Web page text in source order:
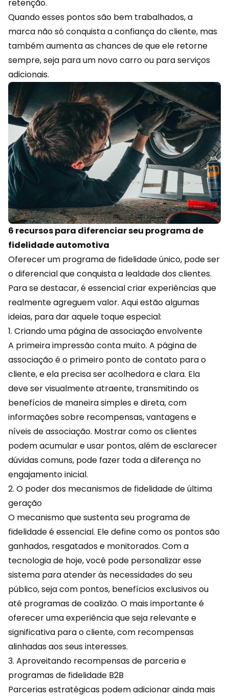
retenção.
Quando esses pontos são bem trabalhados, a
marca não só conquista a confiança do cliente, mas
também aumenta as chances de que ele retorne
sempre, seja para um novo carro ou para serviços
adicionais.
6 recursos para diferenciar seu programa de
fidelidade automotiva
Oferecer um programa de fidelidadeúnico, pode ser
o diferencial que conquista a lealdade dos clientes.
Para se destacar, é essencial criar experiências que
realmente agreguem valor. Aqui estão algumas
ideias, para dar aquele toque especial:
1. Criando uma página de associação envolvente
A primeira impressão conta muito. A página de
associação é o primeiro ponto de contato para o
cliente, e ela precisa ser acolhedora e clara. Ela
deve ser visualmente atraente, transmitindo os
benefícios de maneira simples e direta, com
informações sobre recompensas, vantagens e
níveis de associação. Mostrar como os clientes
podem acumular e usar pontos, além de esclarecer
dúvidas comuns, pode fazer toda a diferença no
engajamento inicial.
2. O poder dos mecanismos de fidelidade de última
geração
O mecanismo que sustenta seu programa de
fidelidade é essencial. Ele define como os pontos são
ganhados, resgatados e monitorados. Com a
tecnologia de hoje, você pode personalizar esse
sistema para atender às necessidades do seu
público, seja com pontos, benefícios exclusivos ou
até programas de coalizão. O mais importante é
oferecer uma experiência que seja relevante e
significativa para o cliente, com recompensas
alinhadas aos seus interesses.
3. Aproveitando recompensas de parceria e
programas de fidelidade B2B
Parcerias estratégicas podem adicionar ainda mais